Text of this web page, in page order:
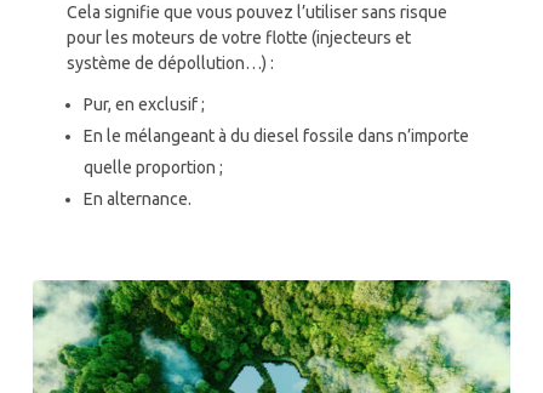
Cela signifie que vous pouvez l’utiliser sans risque
pour les moteurs de votre flotte (injecteurs et
système de dépollution…) :
Pur, en exclusif ;
En le mélangeant à du diesel fossile dans n’importe
quelle proportion ;
En alternance.